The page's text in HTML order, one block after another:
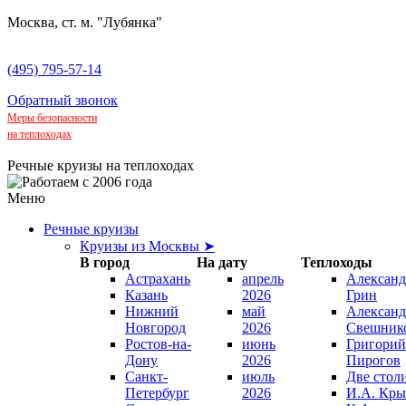
Москва, ст. м. "Лубянка"
(495) 795-57-14
Обратный звонок
Меры безопасности
на теплоходах
Речные круизы на теплоходах
Меню
Речные круизы
Круизы из Москвы ➤
В город
На дату
Теплоходы
Астрахань
Казань
Нижний
Новгород
Ростов-на-
Дону
Санкт-
Петербург
апрель
2026
май
2026
июнь
2026
июль
2026
Грин
Григорий
Пирогов
Две
И.А.